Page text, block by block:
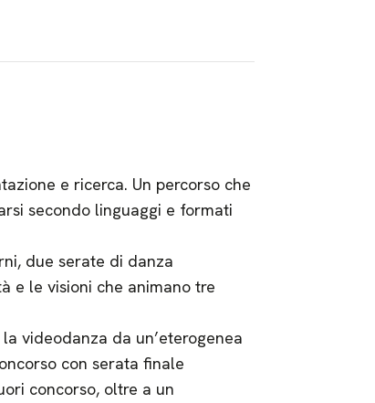
e ricerca. Un percorso che
secondo linguaggi e formati
due serate di danza
e le visioni che animano tre
videodanza da un’eterogenea
con serata finale
concorso, oltre a un